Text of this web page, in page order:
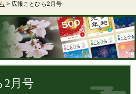
> 広報ことひら2月号
2月号